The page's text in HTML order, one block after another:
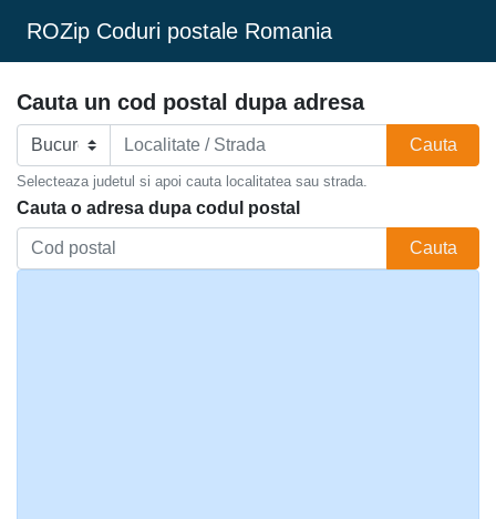
ROZip Coduri postale Romania
Cauta un cod postal dupa adresa
Cauta
Selecteaza judetul si apoi cauta localitatea sau strada.
Cauta o adresa dupa codul postal
Cauta